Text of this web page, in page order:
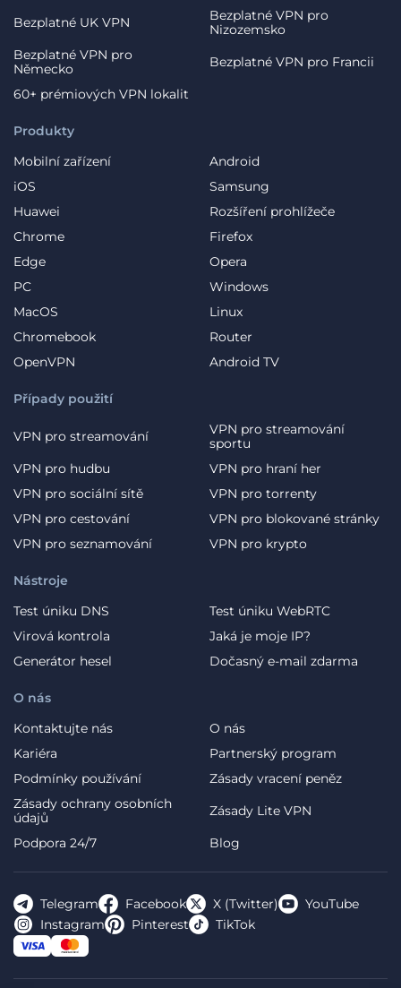
Produkty
Mobilní zařízení
Android
iOS
Samsung
Huawei
Rozšíření prohlížeče
Chrome
Firefox
Edge
Opera
PC
Windows
MacOS
Linux
Chromebook
Router
OpenVPN
Android TV
Případy použití
VPN pro streamování
VPN pro streamování
sportu
VPN pro hudbu
VPN pro hraní her
VPN pro sociální sítě
VPN pro torrenty
VPN pro cestování
VPN pro blokované stránky
VPN pro seznamování
VPN pro krypto
O nás
Kontaktujte nás
O nás
Kariéra
Partnerský program
Podmínky používání
Zásady vracení peněz
Zásady ochrany osobních
údajů
Zásady Lite VPN
Podpora 24/7
Blog
Bezplatné UK VPN
Bezplatné VPN pro
Nizozemsko
Bezplatné VPN pro
Německo
Bezplatné VPN pro Francii
60+ prémiových VPN lokalit
Nástroje
Test úniku DNS
Test úniku WebRTC
Virová kontrola
Jaká je moje IP?
Generátor hesel
Dočasný e-mail zdarma
Telegram Facebook X (Twitter)
YouTube
Instagram
Pinterest TikTok